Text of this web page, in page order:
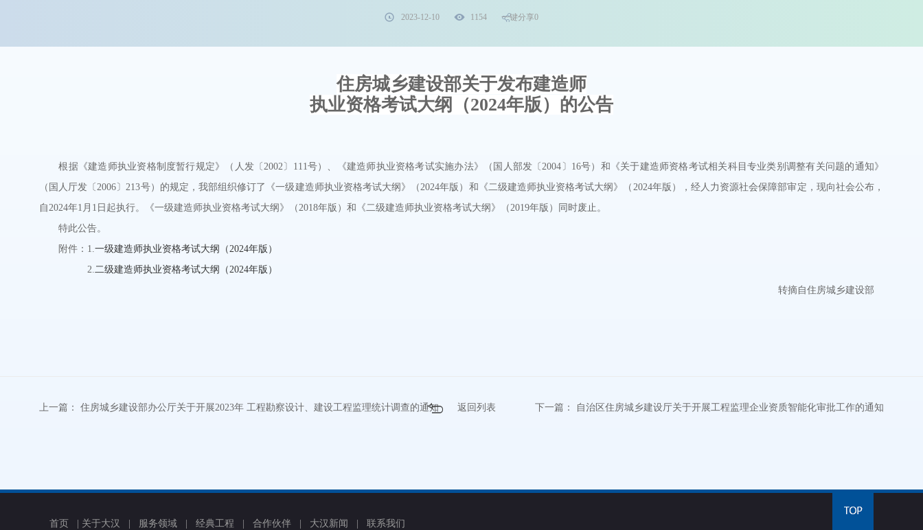
2023-12-10 1154 一键分享0
住房城乡建设部关于发布建造师
执业资格考试大纲（2024年版）的公告
根据《建造师执业资格制度暂行规定》（人发〔2002〕111号）、《建造师执业资格考试实施办法》（国人部发〔2004〕16号）和《关于建造师资格考试相关科目专业类别调整有关问题的通知》
（国人厅发〔2006〕213号）的规定，我部组织修订了《一级建造师执业资格考试大纲》（2024年版）和《二级建造师执业资格考试大纲》（2024年版），经人力资源社会保障部审定，现向社会公布，
自2024年1月1日起执行。《一级建造师执业资格考试大纲》（2018年版）和《二级建造师执业资格考试大纲》（2019年版）同时废止。
特此公告。
附件：1.一级建造师执业资格考试大纲（2024年版）
2.二级建造师执业资格考试大纲（2024年版）
转摘自住房城乡建设部
上一篇： 住房城乡建设部办公厅关于开展2023年 工程勘察设计、建设工程监理统计调查的通知 返回列表 下一篇： 自治区住房城乡建设厅关于开展工程监理企业资质智能化审批工作的通知
首页 关于大汉 服务领域 经典工程 合作伙伴 大汉新闻 联系我们